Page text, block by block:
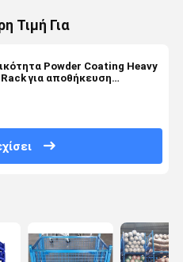
Τιμή Για
Powder Coating Heavy
για αποθήκευση